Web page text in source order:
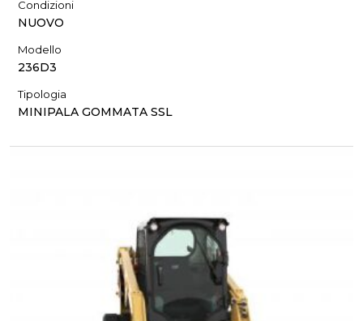
Condizioni
NUOVO
Modello
236D3
Tipologia
MINIPALA GOMMATA SSL